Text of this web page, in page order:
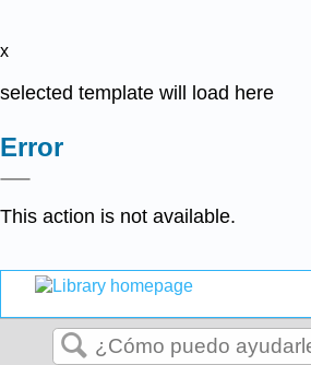
x
selected template will load here
Error
This action is not available.